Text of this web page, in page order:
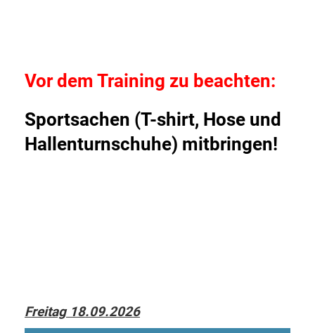
Vor dem Training zu beachten:
Sportsachen (T-shirt, Hose und
Hallenturnschuhe) mitbringen!
Freitag 18.09.2026